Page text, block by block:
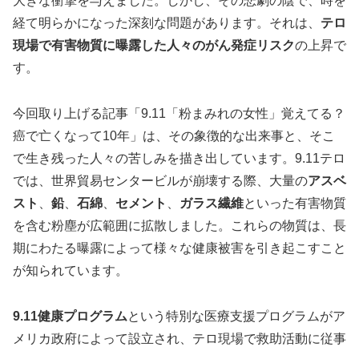
経て明らかになった深刻な問題があります。それは、 テロ
現場で有害物質に曝露した人々のがん発症リスクの上昇で
す。
今回取り上げる記事「9.11「粉まみれの女性」覚えてる？
癌で亡くなって10年」は、その象徴的な出来事と、そこ
で生き残った人々の苦しみを描き出しています。9.11テロ
では、世界貿易センタービルが崩壊する際、大量のアスベ
スト
鉛、 石綿 セメント ガラス繊維といった有害物質
を含む粉塵が広範囲に拡散しました。これらの物質は、長
期にわたる曝露によって様々な健康被害を引き起こすこと
が知られています。
9.11健康プログラムという特別な医療支援プログラムがア
メリカ政府によって設立され、テロ現場で救助活動に従事